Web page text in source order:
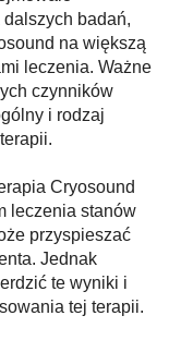
badań,
na większą
leczenia. Ważne
czynników
i rodzaj
Cryosound
leczenia stanów
przyspieszać
Jednak
te wyniki i
tej terapii.